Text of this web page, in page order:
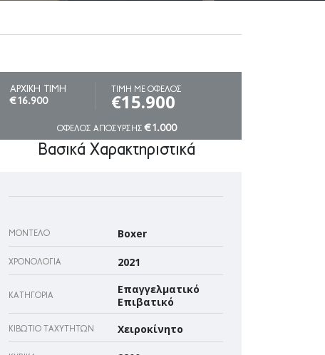
ΑΡΧΙΚΗ ΤΙΜΗ
€16.900
ΤΙΜΗ ΜΕ ΟΦΕΛΟΣ
€15.900
ΟΦΕΛΟΣ ΑΠΟΣΥΡΣΗΣ€1.000
Βασικά Χαρακτηριστικά
ΜΟΝΤΈΛΟ Boxer
ΧΡΟΝΟΛΟΓΊΑ 2021
ΚΑΤΗΓΟΡΊΑ
Επαγγελματικό
Επιβατικό
ΚΙΒΏΤΙΟ ΤΑΧΥΤΉΤΩΝ Χειροκίνητο